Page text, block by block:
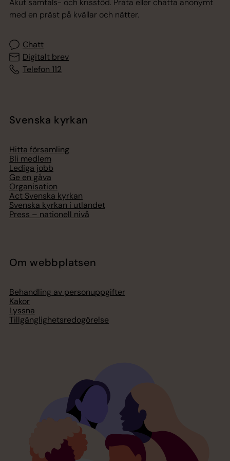
med en präst på kvällar och nätter.
Chatt
Digitalt brev
Telefon 112
Svenska kyrkan
Hitta församling
Bli medlem
Lediga jobb
Ge en gåva
Organisation
Act Svenska kyrkan
Svenska kyrkan i utlandet
Press – nationell nivå
Om webbplatsen
Behandling av personuppgifter
Kakor
Lyssna
Tillgänglighetsredogörelse